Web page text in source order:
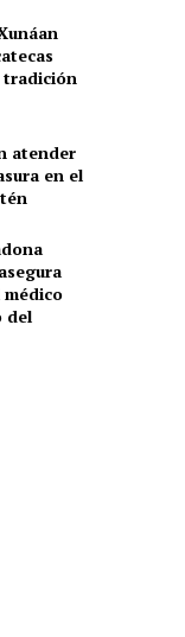
tradición
atender
en el
del